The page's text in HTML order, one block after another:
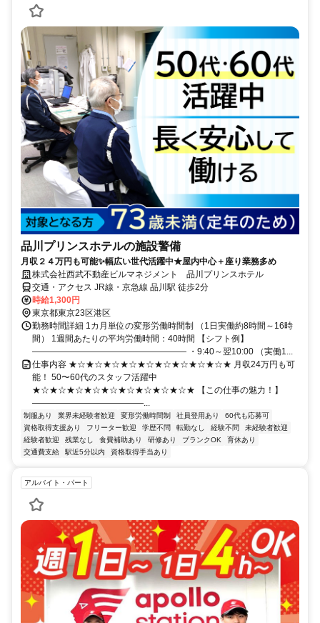
品川プリンスホテルの施設警備
月収２４万円も可能✨幅広い世代活躍中★屋内中心＋座り業務多め
株式会社西武不動産ビルマネジメント 品川プリンスホテル
交通・アクセス JR線・京急線 品川駅 徒歩2分
時給1,300円
東京都東京23区港区
勤務時間詳細 1カ月単位の変形労働時間制 （1日実働約8時間～16時
間） 1週間あたりの平均労働時間：40時間 【シフト例】
―――――――――――――――――― ・9:40～翌10:00 （実働1...
仕事内容 ★☆★☆★☆★☆★☆★☆★☆★☆★☆★ 月収24万円も可
能！ 50〜60代のスタッフ活躍中
★☆★☆★☆★☆★☆★☆★☆★☆★☆★ 【この仕事の魅力！】
―――――――――――――...
制服あり 業界未経験者歓迎 変形労働時間制 社員登用あり
60代も応募可
資格取得支援あり
フリーター歓迎 学歴不問 転勤なし 経験不問
未経験者歓迎
経験者歓迎
残業なし 食費補助あり 研修あり ブランクOK
育休あり
交通費支給
駅近5分以内 資格取得手当あり
アルバイト・パート